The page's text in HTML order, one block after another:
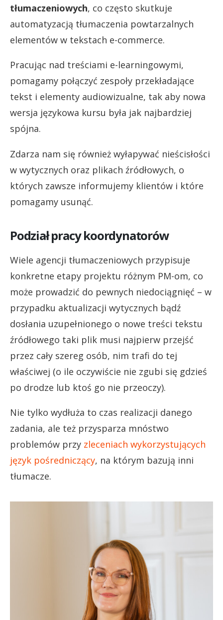
tłumaczeniowych, co często skutkuje
automatyzacją tłumaczenia powtarzalnych
elementów w tekstach e-commerce.
Pracując nad treściami e-learningowymi,
pomagamy połączyć zespoły przekładające
tekst i elementy audiowizualne, tak aby nowa
wersja językowa kursu była jak najbardziej
spójna.
Zdarza nam się również wyłapywać nieścisłości
w wytycznych oraz plikach źródłowych, o
których zawsze informujemy klientów i które
pomagamy usunąć.
Podział pracy koordynatorów
Wiele agencji tłumaczeniowych przypisuje
konkretne etapy projektu różnym PM-om, co
może prowadzić do pewnych niedociągnięć – w
przypadku aktualizacji wytycznych bądź
dosłania uzupełnionego o nowe treści tekstu
źródłowego taki plik musi najpierw przejść
przez cały szereg osób, nim trafi do tej
właściwej (o ile oczywiście nie zgubi się gdzieś
po drodze lub ktoś go nie przeoczy).
Nie tylko wydłuża to czas realizacji danego
zadania, ale też przysparza mnóstwo
problemów przy zleceniach wykorzystujących
język pośredniczący, na którym bazują inni
tłumacze.